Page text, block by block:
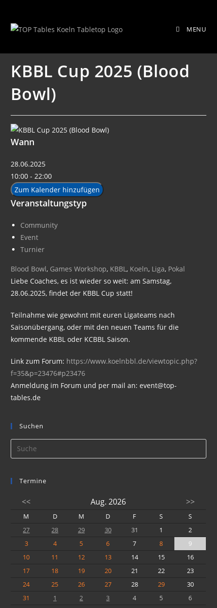
springen
MENU
KBBL Cup 2025 (Blood
Bowl)
Wann
28.06.2025
10:00 - 22:00
Zum Kalender hinzufügen
Veranstaltungstyp
Community
Event
Turnier
Blood Bowl, Games Workshop, KBBL , Koeln, Liga, Pokal
Liebe Coaches, es ist wieder so weit: am Samstag,
28.06.2025, findet der KBBL Cup statt!
Teilnahme wie gewohnt mit euren Ligateams nach
Saisonübergang, oder mit den neuen Teams für die
kommende KBBL oder KCBBL Saison.
Link zum Forum: https://www.koelnbbl.de/viewtopic.php?
f=35&p=23476#p23476
Anmeldung im Forum und per mail an: event@top-
tables.de
Suchen
Termine
<< Aug. 2026 >>
M D M D F S
S
27
28 29 30 31 1
2
3
4 5 6 7 8
9
10
11 12 13 14 15
16
17
18 19 20 21 22
23
24
25 26 27 28 29
30
31
1 2 3 4 5 6